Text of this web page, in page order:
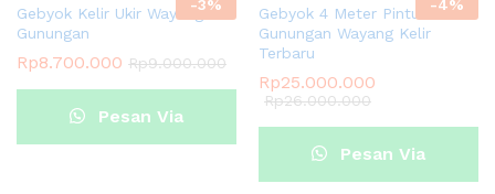
-3%
Gebyok Kelir Ukir Wayang
Gunungan
Rp8.700.000 Rp9.000.000
Pesan Via
-4%
Gebyok 4 Meter Pintu Ukir
Gunungan Wayang Kelir
Terbaru
Rp25.000.000
Rp26.000.000
Pesan Via